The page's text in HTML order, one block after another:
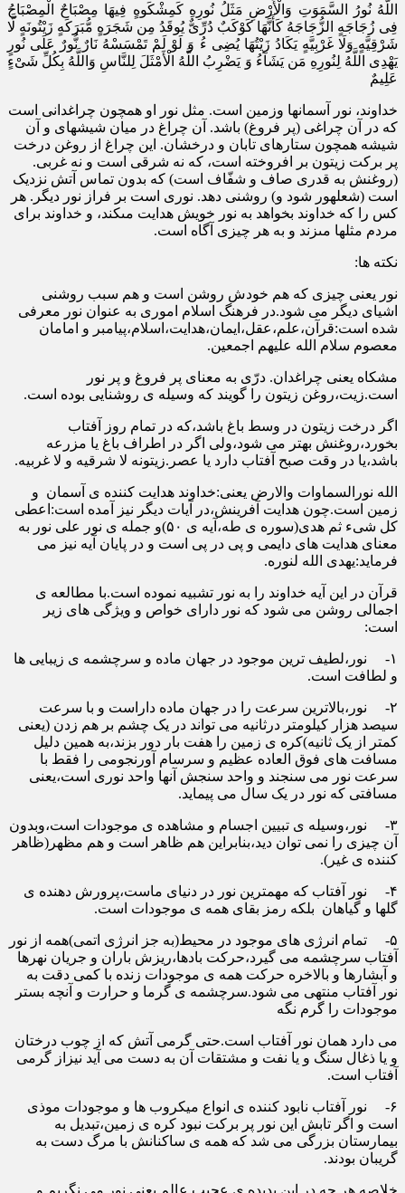
اللَّهُ نُورُ السَّمَوَتِ وَالْأَرْضِ مَثَلُ نُورِهِ کَمِشْکَوهٍ فِیهَا مِصْبَاحٌ الْمِصْبَاحُ
فِى زُجَاجَهٍ الزُّجَاجَهُ کَأَنَّهَا کَوْکَبٌ دُرِّىٌّ یُوقَدُ مِن شَجَرَهٍ مُّبَرَکَهٍ زَیْتُونَهٍ لَّا
شَرْقِیَّهٍ وَلَا غَرْبِیَّهٍ یَکَادُ زَیْتُهَا یُضِى ءُ وَ لَوْ لَمْ تَمْسَسْهُ نَارٌ نُّورٌ عَلَى‏ نُورٍ
یَهْدِى اللَّهُ لِنُورِهِ مَن یَشَآءُ وَ یَضْرِبُ اللَّهُ الْأَمْثَلَ لِلنَّاسِ وَاللَّهُ بِکُلِّ شَىْ‏ءٍ
عَلِیمٌ
خداوند، نور آسمان‏ها وزمین است. مثل نور او همچون چراغدانى است
که در آن چراغى (پر فروغ) باشد. آن چراغ در میان شیشه‏اى و آن
شیشه همچون ستاره‏اى تابان و درخشان. این چراغ از روغن درخت
پر برکت زیتون بر افروخته است، که نه شرقى است و نه غربى.
(روغنش به قدرى صاف و شفّاف است) که بدون تماس آتش نزدیک
است (شعله‏ور شود و) روشنى دهد. نورى است بر فراز نور دیگر. هر
کس را که خداوند بخواهد به نور خویش هدایت مى‏کند، و خداوند براى
مردم مثلها مى‏زند و به هر چیزى آگاه است.
نکته ها:
نور یعنی چیزی که هم خودش روشن است و هم سبب روشنی
اشیای دیگر می شود.در فرهنگ اسلام اموری به عنوان نور معرفی
شده است:قرآن،علم،عقل،ایمان،هدایت،اسلام،پیامبر و امامان
معصوم سلام الله علیهم اجمعین.
مشکاه یعنی چراغدان. درّی به معنای پر فروغ و پر نور
است.زیت،روغن زیتون را گویند که وسیله ی روشنایی بوده است.
اگر درخت زیتون در وسط باغ باشد،که در تمام روز آفتاب
بخورد،روغنش بهتر می شود،ولی اگر در اطراف باغ یا مزرعه
باشد،یا در وقت صبح آفتاب دارد یا عصر.زیتونه لا شرقیه و لا غربیه.
الله نورالسماوات والارض یعنی:خداوند هدایت کننده ی آسمان و
زمین است.چون هدایت آفرینش،در آیات دیگر نیز آمده است:اعطی
کل شیء ثم هدی(سوره ی طه،آیه ی ۵۰)و جمله ی نور علی نور به
معنای هدایت های دایمی و پی در پی است و در پایان آیه نیز می
فرماید:یهدی الله لنوره.
قرآن در این آیه خداوند را به نور تشبیه نموده است.با مطالعه ی
اجمالی روشن می شود که نور دارای خواص و ویژگی های زیر
است:
۱- نور،لطیف ترین موجود در جهان ماده و سرچشمه ی زیبایی ها
و لطافت است.
۲- نور،بالاترین سرعت را در جهان ماده داراست و با سرعت
سیصد هزار کیلومتر درثانیه می تواند در یک چشم بر هم زدن (یعنی
کمتر از یک ثانیه)کره ی زمین را هفت بار دور بزند،به همین دلیل
مسافت های فوق العاده عظیم و سرسام آورنجومی را فقط با
سرعت نور می سنجند و واحد سنجش آنها واحد نوری است،یعنی
مسافتی که نور در یک سال می پیماید.
۳- نور،وسیله ی تبیین اجسام و مشاهده ی موجودات است،وبدون
آن چیزی را نمی توان دید،بنابراین هم ظاهر است و هم مظهر(ظاهر
کننده ی غیر).
۴- نور آفتاب که مهمترین نور در دنیای ماست،پرورش دهنده ی
گلها و گیاهان بلکه رمز بقای همه ی موجودات است.
۵- تمام انرژی های موجود در محیط(به جز انرژی اتمی)همه از نور
آفتاب سرچشمه می گیرد،حرکت بادها،ریزش باران و جریان نهرها
و آبشارها و بالاخره حرکت همه ی موجودات زنده با کمی دقت به
نور آفتاب منتهی می شود.سرچشمه ی گرما و حرارت و آنچه بستر
موجودات را گرم نگه
می دارد همان نور آفتاب است.حتی گرمی آتش که از چوب درختان
و یا ذغال سنگ و یا نفت و مشتقات آن به دست می آید نیزاز گرمی
آفتاب است.
۶- نور آفتاب نابود کننده ی انواع میکروب ها و موجودات موذی
است و اگر تابش این نور پر برکت نبود کره ی زمین،تبدیل به
بیمارستان بزرگی می شد که همه ی ساکنانش با مرگ دست به
گریبان بودند.
خلاصه هر چه در این پدیده ی عجیب عالم یعنی نور می نگریم و